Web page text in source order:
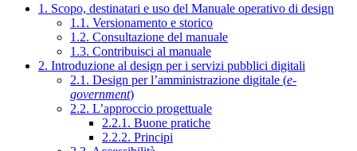
1. Scopo, destinatari e uso del Manuale operativo di design
1.1. Versionamento e storico
1.2. Consultazione del manuale
1.3. Contribuisci al manuale
2. Introduzione al design per i servizi pubblici digitali
2.1. Design per l’amministrazione digitale (e-
government)
2.2. L’approccio progettuale
2.2.1. Buone pratiche
2.2.2. Principi